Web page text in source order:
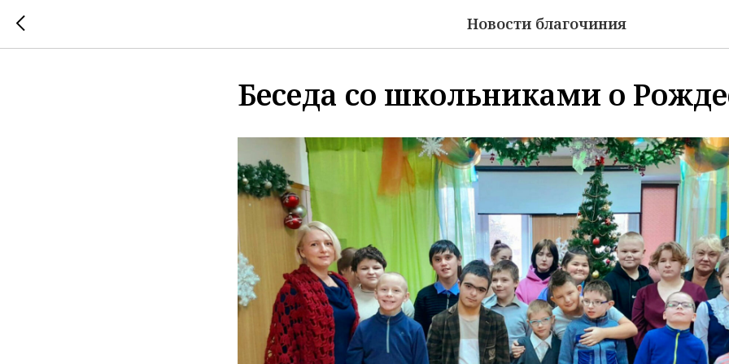
Новости благочиния
Беседа со школьниками о